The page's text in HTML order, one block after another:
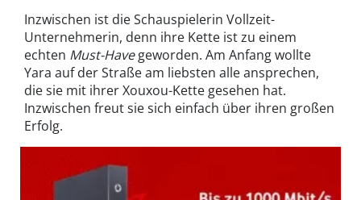
Inzwischen ist die Schauspielerin Vollzeit-
Unternehmerin, denn ihre Kette ist zu einem
echten Must-Havegeworden. Am Anfang wollte
Yara auf der Straße am liebsten alle ansprechen,
die sie mit ihrer Xouxou-Kette gesehen hat.
Inzwischen freut sie sich einfach über ihren großen
Erfolg.